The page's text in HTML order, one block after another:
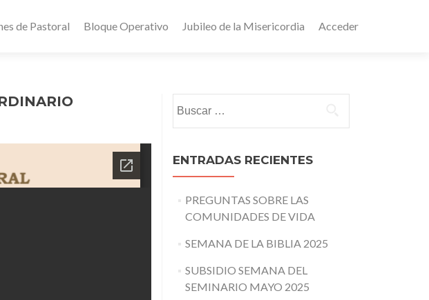
de Pastoral Bloque Operativo Jubileo de la Misericordia Acceder
ENTRADAS RECIENTES
PREGUNTAS SOBRE LAS
COMUNIDADES DE VIDA
SEMANA DE LA BIBLIA 2025
SUBSIDIO SEMANA DEL
SEMINARIO MAYO 2025